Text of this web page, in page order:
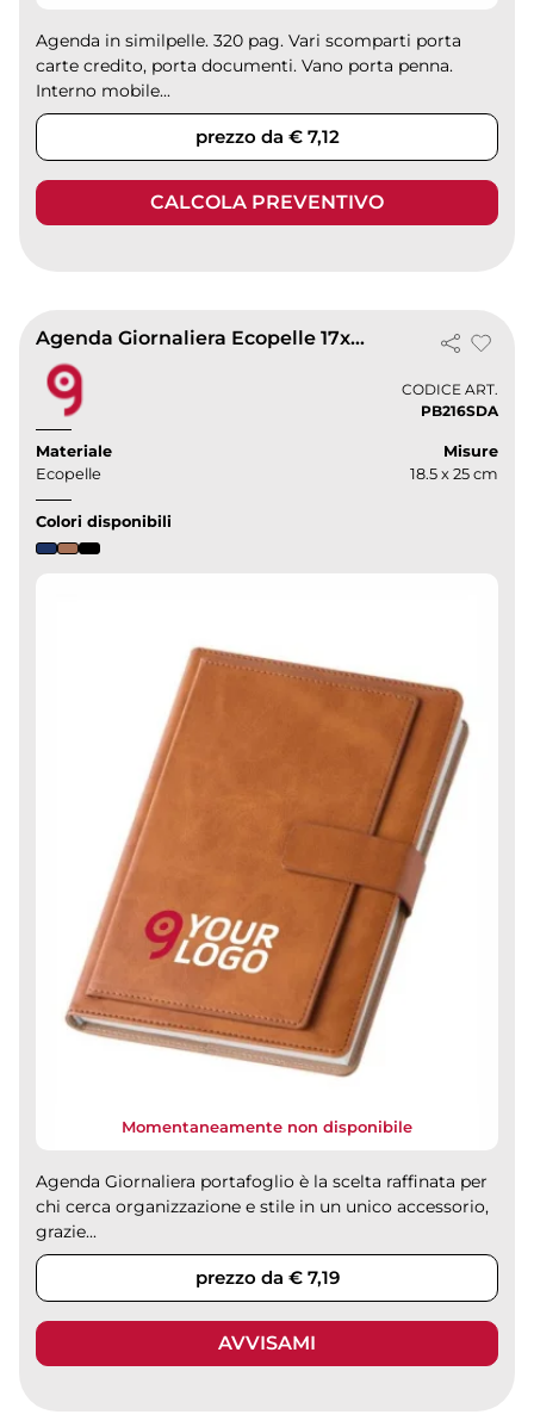
Agenda in similpelle. 320 pag. Vari scomparti porta
carte credito, porta documenti. Vano porta penna.
Interno mobile...
prezzo da € 7,12
CALCOLA PREVENTIVO
Agenda Giornaliera Ecopelle 17x24 cm con Fibbia
CODICE ART.
PB216SDA
Materiale
Ecopelle
Misure
18.5 x 25 cm
Colori disponibili
Momentaneamente non disponibile
Agenda Giornaliera portafoglio è la scelta raffinata per
chi cerca organizzazione e stile in un unico accessorio,
grazie...
prezzo da € 7,19
AVVISAMI